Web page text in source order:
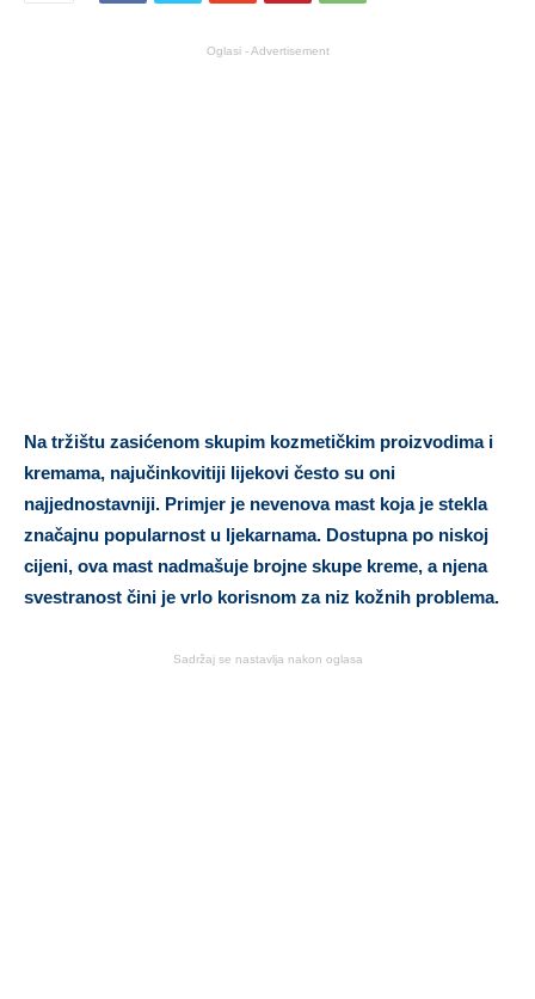
Oglasi - Advertisement
Na tržištu zasićenom skupim kozmetičkim proizvodima i
kremama, najučinkovitiji lijekovi često su oni
najjednostavniji. Primjer je nevenova mast koja je stekla
značajnu popularnost u ljekarnama. Dostupna po niskoj
cijeni, ova mast nadmašuje brojne skupe kreme, a njena
svestranost čini je vrlo korisnom za niz kožnih problema.
Sadržaj se nastavlja nakon oglasa